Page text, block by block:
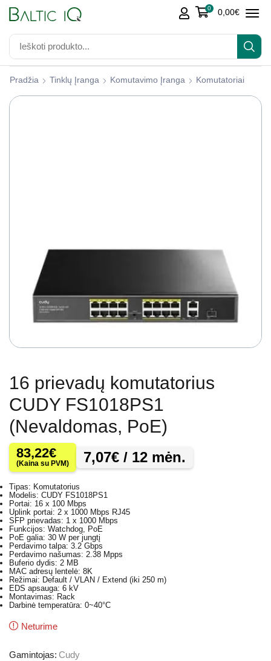
0 0,00€
Pradžia Tinklų Įranga Komutavimo Įranga Komutatoriai
16 prievadų komutatorius
CUDY FS1018PS1
(Nevaldomas, PoE)
83,22€
(Kaina su PVM) 7,07€ / 12 mėn.
Tipas: Komutatorius
Modelis: CUDY FS1018PS1
Portai: 16 x 100 Mbps
Uplink portai: 2 x 1000 Mbps RJ45
SFP prievadas: 1 x 1000 Mbps
Funkcijos: Watchdog, PoE
PoE galia: 30 W per jungtį
Perdavimo talpa: 3.2 Gbps
Perdavimo našumas: 2.38 Mpps
Buferio dydis: 2 MB
MAC adresų lentelė: 8K
Režimai: Default / VLAN / Extend (iki 250 m)
EDS apsauga: 6 kV
Montavimas: Rack
Darbinė temperatūra: 0~40°C
Neturime
Gamintojas: Cudy